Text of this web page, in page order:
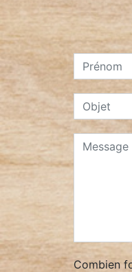
Combien